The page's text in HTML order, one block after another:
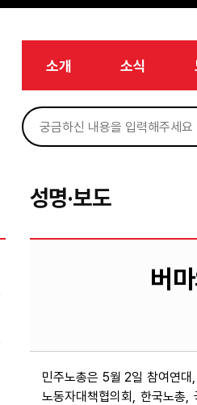
소개 소식
성명·보도
버
민주노총은 5월 2일 참여연대
노동자대책협의회, 한국노총